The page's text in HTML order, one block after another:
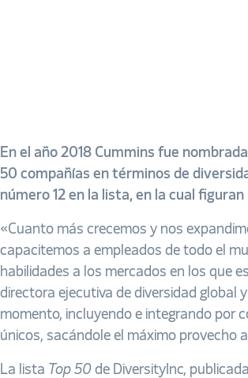
En el año 2018 Cummins fue
50 compañías en términos de
número 12 en la lista, en la cual
«Cuanto más crecemos y nos
capacitemos a empleados de todo el
habilidades a los mercados en los que
directora ejecutiva de diversidad global
momento, incluyendo e integrando por
únicos, sacándole el máximo provecho
La lista Top 50 de DiversityInc,